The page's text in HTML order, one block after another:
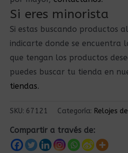
Si eres minorista
Si estas buscando productos
indicarte donde se encuentra
que tengan los productos
puedes buscar tu tienda en
tiendas.
SKU: 67121 Categoría: Relojes
Compartir a través de: